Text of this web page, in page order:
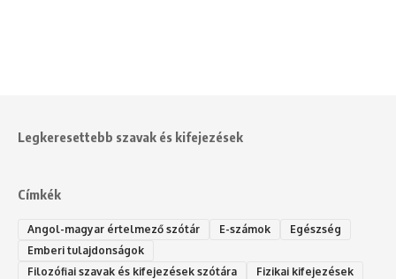
Legkeresettebb szavak és kifejezések
Címkék
Angol-magyar értelmező szótár E-számok
Egészség
Emberi tulajdonságok
Filozófiai szavak és kifejezések szótára
Fizikai kifejezések